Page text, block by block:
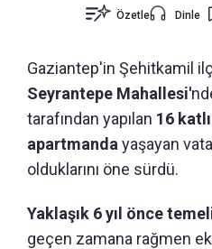
Özetle Dinle
Gaziantep'in Şehitkamil
Seyrantepe Mahallesi'
tarafından yapılan 16
apartmanda yaşayan
olduklarını öne sürdü.
Yaklaşık 6 yıl önce
geçen zamana rağmen